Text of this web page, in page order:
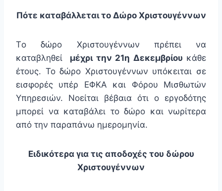
Πότε καταβάλλεται το Δώρο Χριστουγέννων
Tο δώρο Χριστουγέννων πρέπει να
καταβληθεί μέχρι την 21η Δεκεμβρίου κάθε
έτους. Το δώρο Χριστουγέννων υπόκειται σε
εισφορές υπέρ ΕΦΚΑ και Φόρου Μισθωτών
Υπηρεσιών. Νοείται βέβαια ότι ο εργοδότης
μπορεί να καταβάλει το δώρο και νωρίτερα
από την παραπάνω ημερομηνία.
Ειδικότερα για τις αποδοχές του δώρου
Χριστουγέννων